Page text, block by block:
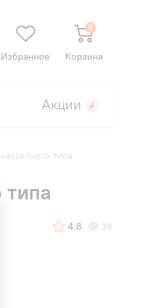
Избранное
0
Корзина
Акции
типа
4.8 39